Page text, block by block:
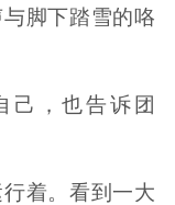
脚下踏雪的咯
己，也告诉团
着。看到一大